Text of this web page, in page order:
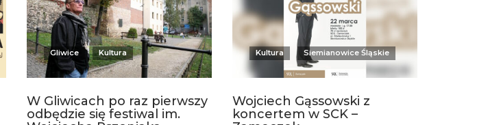
Gliwice Kultura
W Gliwicach po raz pierwszy
odbędzie się festiwal im.
Kultura Siemianowice Śląskie
Wojciech Gąssowski z
koncertem w SCK –